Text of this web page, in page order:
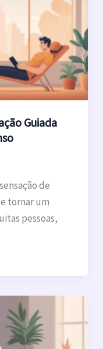
Guiada
de
tornar um
pessoas,